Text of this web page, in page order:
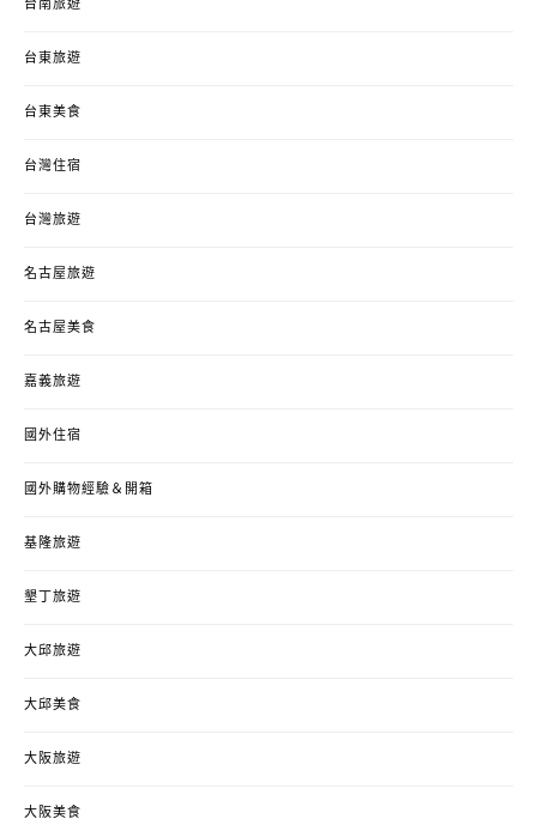
台南旅遊
台東旅遊
台東美食
台灣住宿
台灣旅遊
名古屋旅遊
名古屋美食
嘉義旅遊
國外住宿
國外購物經驗＆開箱
基隆旅遊
墾丁旅遊
大邱旅遊
大邱美食
大阪旅遊
大阪美食